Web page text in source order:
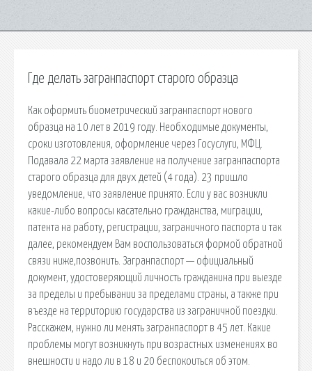
Где делать загранпаспорт старого образца
Как оформить биометрический загранпаспорт нового
образца на 10 лет в 2019 году. Необходимые документы,
сроки изготовления, оформление через Госуслуги, МФЦ.
Подавала 22 марта заявление на получение загранпаспорта
старого образца для двух детей (4 года). 23 пришло
уведомление, что заявление принято. Если у вас возникли
какие-либо вопросы касательно гражданства, миграции,
патента на работу, регистрации, заграничного паспорта и так
далее, рекомендуем Вам воспользоваться формой обратной
связи ниже,позвонить. Загранпаспорт — официальный
документ, удостоверяющий личность гражданина при выезде
за пределы и пребывании за пределами страны, а также при
въезде на территорию государства из заграничной поездки.
Расскажем, нужно ли менять загранпаспорт в 45 лет. Какие
проблемы могут возникнуть при возрастных изменениях во
внешности и надо ли в 18 и 20 беспокоиться об этом.